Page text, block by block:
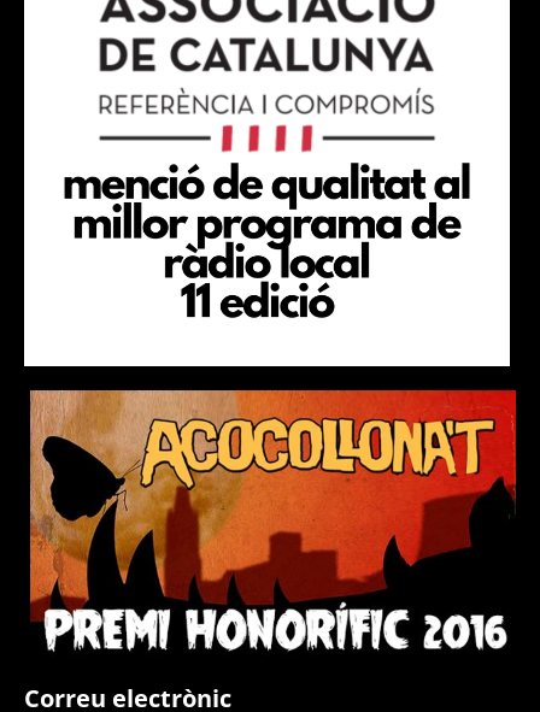
Correu electrònic